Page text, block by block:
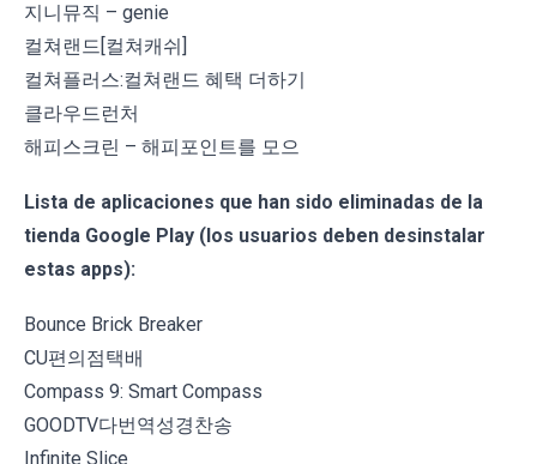
지니뮤직 – genie
컬쳐랜드[컬쳐캐쉬]
컬쳐플러스:컬쳐랜드 혜택 더하기
클라우드런처
해피스크린 – 해피포인트를 모으
Lista de aplicaciones que han sido eliminadas de la
tienda Google Play (los usuarios deben desinstalar
estas apps):
Bounce Brick Breaker
CU편의점택배
Compass 9: Smart Compass
GOODTV다번역성경찬송
Infinite Slice